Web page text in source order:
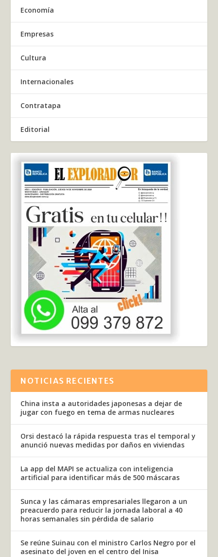
Economía
Empresas
Cultura
Internacionales
Contratapa
Editorial
NOTICIAS RECIENTES
China insta a autoridades japonesas a dejar de
jugar con fuego en tema de armas nucleares
Orsi destacó la rápida respuesta tras el temporal y
anunció nuevas medidas por daños en viviendas
La app del MAPI se actualiza con inteligencia
artificial para identificar más de 500 máscaras
Sunca y las cámaras empresariales llegaron a un
preacuerdo para reducir la jornada laboral a 40
horas semanales sin pérdida de salario
Se reúne Suinau con el ministro Carlos Negro por el
asesinato del joven en el centro del Inisa